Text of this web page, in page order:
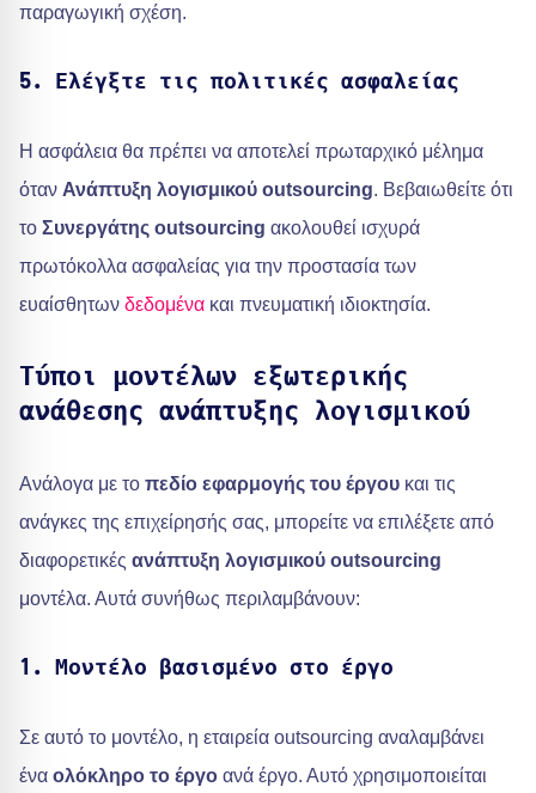
παραγωγική σχέση.
5. Ελέγξτε τις πολιτικές ασφαλείας
Η ασφάλεια θα πρέπει να αποτελεί πρωταρχικό μέλημα
όταν Ανάπτυξη λογισμικού outsourcing. Βεβαιωθείτε ότι
το Συνεργάτης outsourcing ακολουθεί ισχυρά
πρωτόκολλα ασφαλείας για την προστασία των
ευαίσθητων δεδομένα και πνευματική ιδιοκτησία.
Τύποι μοντέλων εξωτερικής
ανάθεσης ανάπτυξης λογισμικού
Ανάλογα με το πεδίο εφαρμογής του έργου και τις
ανάγκες της επιχείρησής σας, μπορείτε να επιλέξετε από
διαφορετικές ανάπτυξη λογισμικού outsourcing
μοντέλα. Αυτά συνήθως περιλαμβάνουν:
1. Μοντέλο βασισμένο στο έργο
Σε αυτό το μοντέλο, η εταιρεία outsourcing αναλαμβάνει
ένα ολόκληρο το έργο ανά έργο. Αυτό χρησιμοποιείται